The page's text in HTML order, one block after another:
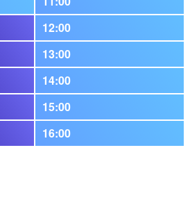
12:00
13:00
14:00
15:00
16:00